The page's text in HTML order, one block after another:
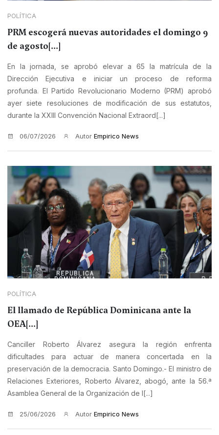
POLÍTICA
PRM escogerá nuevas autoridades el domingo 9
de agosto[...]
En la jornada, se aprobó elevar a 65 la matrícula de la
Dirección Ejecutiva e iniciar un proceso de reforma
profunda. El Partido Revolucionario Moderno (PRM) aprobó
ayer siete resoluciones de modificación de sus estatutos,
durante la XXIII Convención Nacional Extraord[...]
06/07/2026 Autor Empirico News
POLÍTICA
El llamado de República Dominicana ante la
OEA[...]
Canciller Roberto Álvarez asegura la región enfrenta
dificultades para actuar de manera concertada en la
preservación de la democracia. Santo Domingo.- El ministro de
Relaciones Exteriores, Roberto Álvarez, abogó, ante la 56.ª
Asamblea General de la Organización de l[...]
25/06/2026 Autor Empirico News